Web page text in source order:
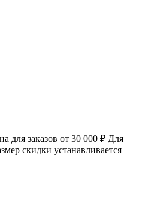
для заказов от 30 000 ₽ Для
скидки устанавливается